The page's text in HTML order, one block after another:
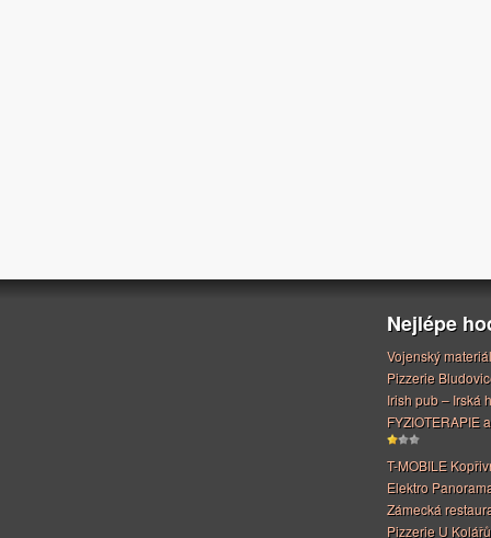
Nejlépe
Vojenský
Pizzerie
Irish pub – Irská
FYZIOTERAPIE
T-MOBILE
Elektro
Zámecká
Pizzerie U Kolářů